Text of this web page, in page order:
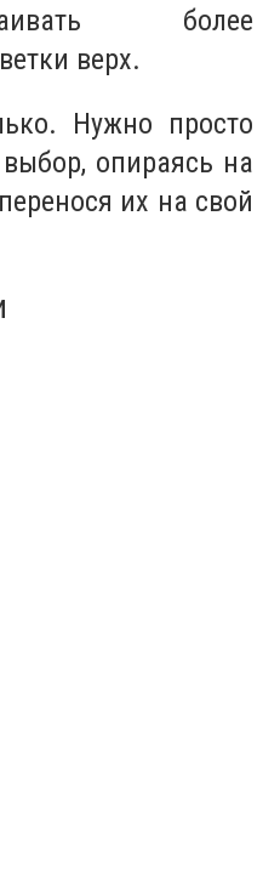
более
верх.
Нужно просто
опираясь на
их на свой